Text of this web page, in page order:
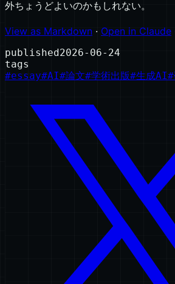
外ちょうどよいのかもしれない。
View as Markdown · Open in Claude
published 2026-06-24
tags
#essay#AI#論文#学術出版#生成AI#